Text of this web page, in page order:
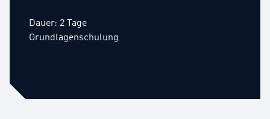
Dauer: 2 Tage
Grundlagenschulung